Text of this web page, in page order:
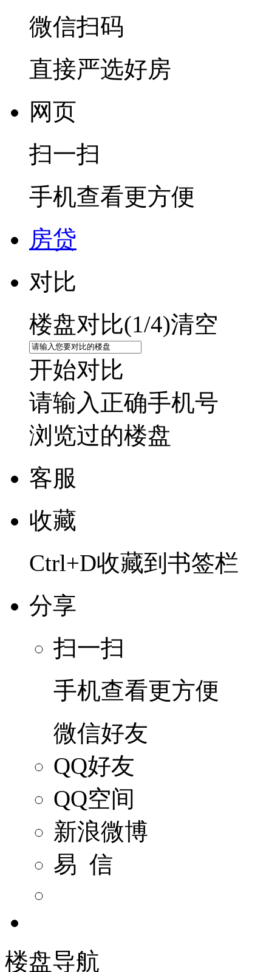
微信扫码
直接严选好房
网页
扫一扫
手机查看更方便
房贷
对比
楼盘对比(1/4)清空
开始对比
请输入正确手机号
浏览过的楼盘
客服
收藏
Ctrl+D收藏到书签栏
分享
扫一扫
手机查看更方便
微信好友
QQ好友
QQ空间
新浪微博
易 信
楼盘导航